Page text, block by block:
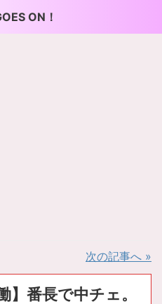
ON！
次の記事へ »
】番長で中チェ。